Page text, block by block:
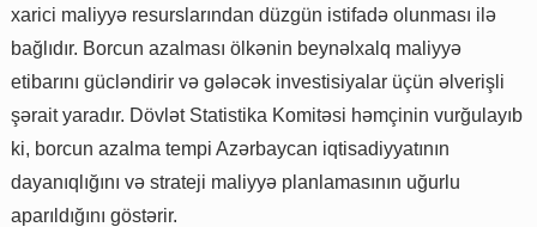
xarici maliyyə resurslarından düzgün istifadə olunması ilə
bağlıdır. Borcun azalması ölkənin beynəlxalq maliyyə
etibarını gücləndirir və gələcək investisiyalar üçün əlverişli
şərait yaradır. Dövlət Statistika Komitəsi həmçinin vurğulayıb
ki, borcun azalma tempi Azərbaycan iqtisadiyyatının
dayanıqlığını və strateji maliyyə planlamasının uğurlu
aparıldığını göstərir.